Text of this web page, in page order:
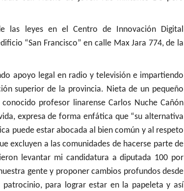
las leyes en el Centro de Innovación Digital
“San Francisco” en calle Max Jara 774, de la
apoyo legal en radio y televisión e impartiendo
superior de la provincia. Nieta de un pequeño
profesor linarense Carlos Nuche Cañón
expresa de forma enfática que “su alternativa
puede estar abocada al bien común y al respeto
excluyen a las comunidades de hacerse parte de
levantar mi candidatura a diputada 100 por
gente y proponer cambios profundos desde
para lograr estar en la papeleta y así